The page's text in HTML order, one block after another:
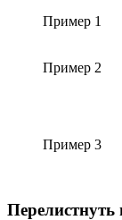
Пример 1
Пример 2
Пример 3
Перелистнуть